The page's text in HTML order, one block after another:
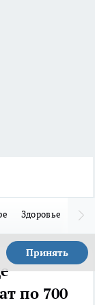
Здоровье
Принять
по 700